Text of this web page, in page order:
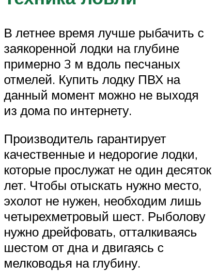
В летнее время лучше рыбачить с
заякоренной лодки на глубине
примерно 3 м вдоль песчаных
отмелей. Купить лодку ПВХ на
данный момент можно не выходя
из дома по интернету.
Производитель гарантирует
качественные и недорогие лодки,
которые прослужат не один десяток
лет. Чтобы отыскать нужно место,
эхолот не нужен, необходим лишь
четырехметровый шест. Рыболову
нужно дрейфовать, отталкиваясь
шестом от дна и двигаясь с
мелководья на глубину.